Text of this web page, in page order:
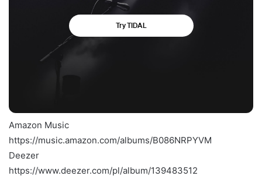
Amazon Music
https://music.amazon.com/albums/B086NRPYVM
Deezer
https://www.deezer.com/pl/album/139483512